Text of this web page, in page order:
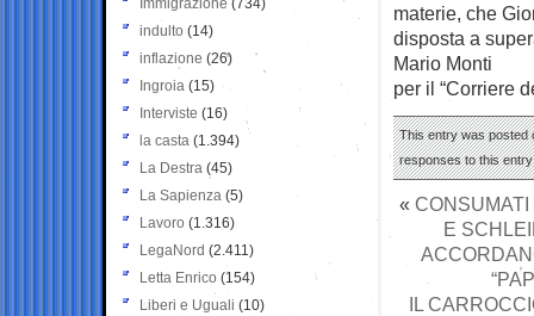
materie, che
disposta a
Mario Monti
per il “Corriere
This entry was posted
responses to this
« CONSUMATI
E
IL
Immigrazione (734)
indulto (14)
inflazione (26)
Ingroia (15)
Interviste (16)
la casta (1.394)
La Destra (45)
La Sapienza (5)
Lavoro (1.316)
LegaNord (2.411)
Letta Enrico (154)
Liberi e Uguali (10)